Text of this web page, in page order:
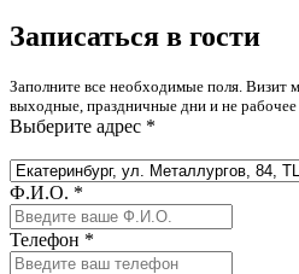
Записаться в гости
Заполните все необходимые поля. Визит
выходные, праздничные дни и не рабочее
Выберите адрес *
Ф.И.О. *
Телефон *